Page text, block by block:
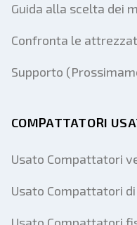
Guida alla scelta dei
Confronta le
Supporto
COMPATTATORI
Usato Compattatori
Usato Compattatori